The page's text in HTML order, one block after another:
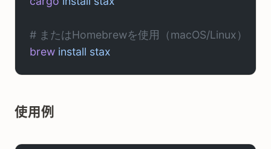
# またはHomebrewを使用（macOS/Linux）
brew install stax
使用例